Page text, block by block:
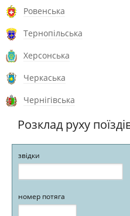
Ровенська
Тернопільська
Херсонська
Черкаська
Чернігівська
Розклад руху
звідки
номер потяга